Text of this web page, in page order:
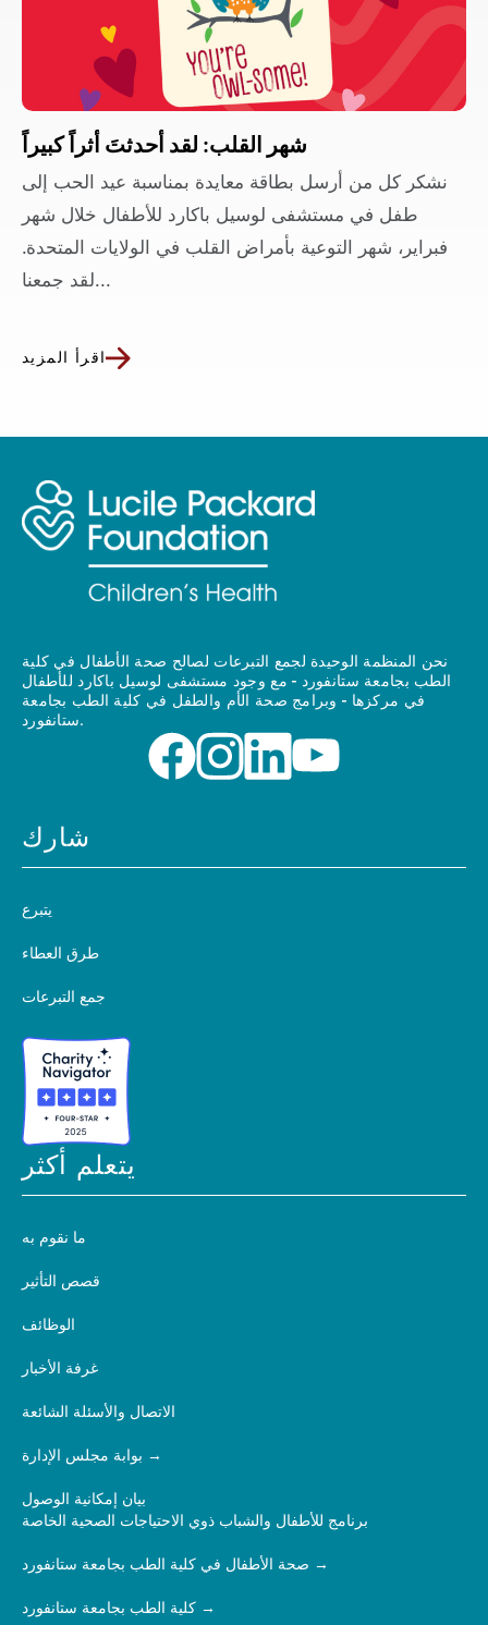
شهر القلب: لقد أحدثتَ أثراً كبيراً
نشكر كل من أرسل بطاقة معايدة بمناسبة عيد الحب إلى
طفل في مستشفى لوسيل باكارد للأطفال خلال شهر
فبراير، شهر التوعية بأمراض القلب في الولايات المتحدة.
لقد جمعنا...
اقرأ المزيد
نحن المنظمة الوحيدة لجمع التبرعات لصالح صحة الأطفال في كلية
الطب بجامعة ستانفورد - مع وجود مستشفى لوسيل باكارد للأطفال
في مركزها - وبرامج صحة الأم والطفل في كلية الطب بجامعة
ستانفورد.
شارك
يتبرع
طرق العطاء
جمع التبرعات
يتعلم أكثر
ما نقوم به
قصص التأثير
الوظائف
غرفة الأخبار
الاتصال والأسئلة الشائعة
بوابة مجلس الإدارة
بيان إمكانية الوصول
برنامج للأطفال والشباب ذوي الاحتياجات الصحية الخاصة
صحة الأطفال في كلية الطب بجامعة ستانفورد
كلية الطب بجامعة ستانفورد